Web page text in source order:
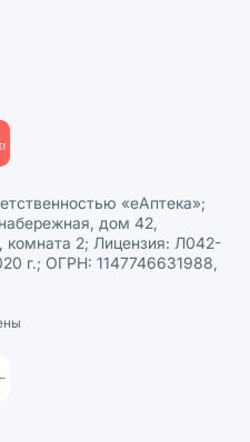
персональных данных
«еАптека»;
дом 42,
2; Лицензия: Л042-
г.; ОГРН: 1147746631988,